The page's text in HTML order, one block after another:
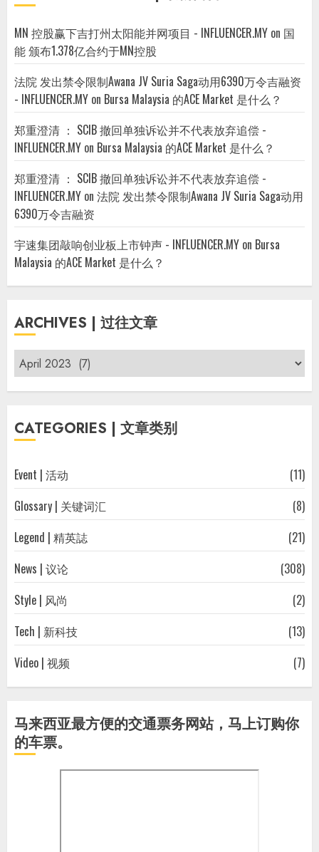
MN 控股赢下吉打州太阳能并网项目 - INFLUENCER.MY on 国
能 颁布1.378亿合约于MN控股
法院 发出禁令限制Awana JV Suria Saga动用6390万令吉融资
- INFLUENCER.MY on Bursa Malaysia 的ACE Market 是什么？
郑重澄清 ： SCIB 撤回单独诉讼并不代表放弃追偿 -
INFLUENCER.MY on Bursa Malaysia 的ACE Market 是什么？
郑重澄清 ： SCIB 撤回单独诉讼并不代表放弃追偿 -
INFLUENCER.MY on 法院 发出禁令限制Awana JV Suria Saga动用
6390万令吉融资
宇速集团敲响创业板上市钟声 - INFLUENCER.MY on Bursa
Malaysia 的ACE Market 是什么？
ARCHIVES | 过往文章
Archives
|
过
文
CATEGORIES | 文章类别
Event | 活动
(11)
Glossary | 关键词汇
(8)
Legend | 精英誌
(21)
News | 议论
(308)
Style | 风尚
(2)
Tech | 新科技
(13)
Video | 视频
(7)
马来西亚最方便的交通票务网站，马上订购你
的车票。